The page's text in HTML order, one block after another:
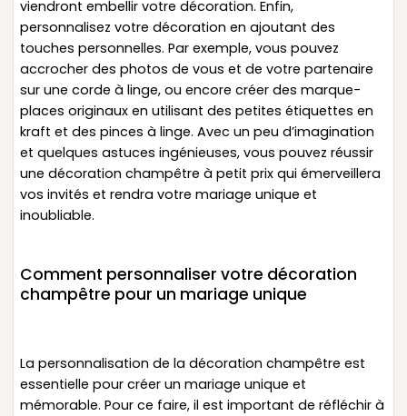
viendront embellir votre décoration. Enfin,
personnalisez votre décoration en ajoutant des
touches personnelles. Par exemple, vous pouvez
accrocher des photos de vous et de votre partenaire
sur une corde à linge, ou encore créer des marque-
places originaux en utilisant des petites étiquettes en
kraft et des pinces à linge. Avec un peu d’imagination
et quelques astuces ingénieuses, vous pouvez réussir
une décoration champêtre à petit prix qui émerveillera
vos invités et rendra votre mariage unique et
inoubliable.
Comment personnaliser votre décoration
champêtre pour un mariage unique
La personnalisation de la décoration champêtre est
essentielle pour créer un mariage unique et
mémorable. Pour ce faire, il est important de réfléchir à